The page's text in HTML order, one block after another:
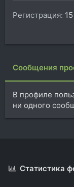
Регистрация
Сообщения
В профиле
ни одного
Статистика